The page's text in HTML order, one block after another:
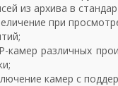
из архива в
при
камер различных
камер с